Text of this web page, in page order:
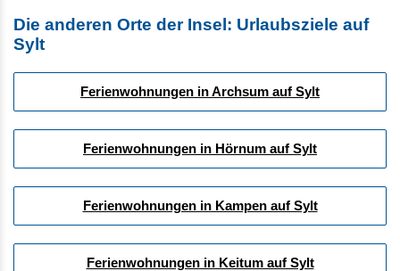
Die anderen Orte der Insel: Urlaubsziele auf
Sylt
Ferienwohnungen in Archsum auf Sylt
Ferienwohnungen in Hörnum auf Sylt
Ferienwohnungen in Kampen auf Sylt
Ferienwohnungen in Keitum auf Sylt